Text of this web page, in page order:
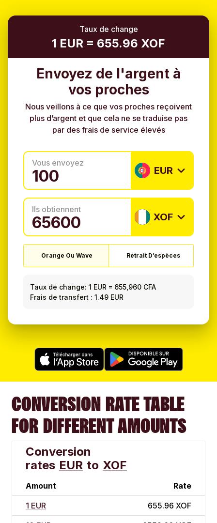
Taux de change
1 EUR = 655.96 XOF
Envoyez de l'argent à
vos proches
Nous veillons à ce que vos proches reçoivent
plus d’argent et que cela ne se traduise pas
par des frais de service élevés
Vous envoyez
EUR
Ils obtiennent
XOF
Orange Ou Wave Retrait D’espèces
Taux de change: 1 EUR = 655,960 CFA
Frais de transfert : 1.49 EUR
CONVERSION RATE TABLE
FOR DIFFERENT AMOUNTS
Conversion
rates EUR to XOF
Amount Rate
1 EUR 655.96 XOF